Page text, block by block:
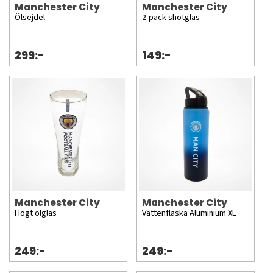
Manchester City
Ölsejdel
299:-
Manchester City
2-pack shotglas
149:-
Manchester City
Högt ölglas
249:-
Manchester City
Vattenflaska Aluminium XL
249:-